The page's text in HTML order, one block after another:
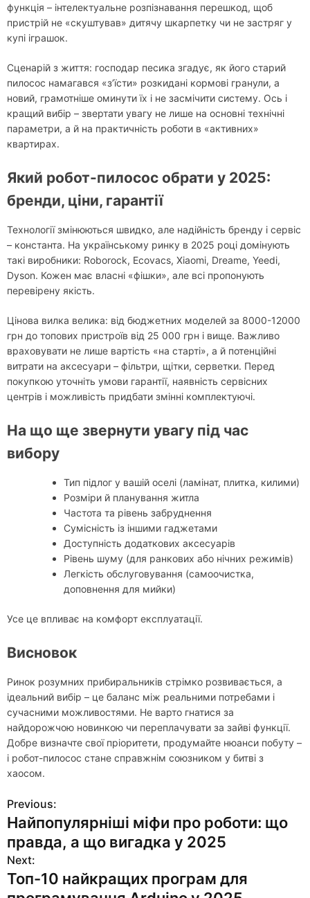
функція – інтелектуальне розпізнавання перешкод, щоб
пристрій не «скуштував» дитячу шкарпетку чи не застряг у
купі іграшок.
Сценарій з життя: господар песика згадує, як його старий
пилосос намагався «з’їсти» розкидані кормові гранули, а
новий, грамотніше оминути їх і не засмічити систему. Ось і
кращий вибір – звертати увагу не лише на основні технічні
параметри, а й на практичність роботи в «активних»
квартирах.
Який робот-пилосос обрати у 2025:
бренди, ціни, гарантії
Технології змінюються швидко, але надійність бренду і сервіс
– константа. На українському ринку в 2025 році домінують
такі виробники: Roborock, Ecovacs, Xiaomi, Dreame, Yeedi,
Dyson. Кожен має власні «фішки», але всі пропонують
перевірену якість.
Цінова вилка велика: від бюджетних моделей за 8000-12000
грн до топових пристроїв від 25 000 грн і вище. Важливо
враховувати не лише вартість «на старті», а й потенційні
витрати на аксесуари – фільтри, щітки, серветки. Перед
покупкою уточніть умови гарантії, наявність сервісних
центрів і можливість придбати змінні комплектуючі.
На що ще звернути увагу під час
вибору
Тип підлог у вашій оселі (ламінат, плитка, килими)
Розміри й планування житла
Частота та рівень забруднення
Сумісність із іншими гаджетами
Доступність додаткових аксесуарів
Рівень шуму (для ранкових або нічних режимів)
Легкість обслуговування (самоочистка,
доповнення для мийки)
Усе це впливає на комфорт експлуатації.
Висновок
Ринок розумних прибиральників стрімко розвивається, а
ідеальний вибір – це баланс між реальними потребами і
сучасними можливостями. Не варто гнатися за
найдорожчою новинкою чи переплачувати за зайві функції.
Добре визначте свої пріоритети, продумайте нюанси побуту –
і робот-пилосос стане справжнім союзником у битві з
хаосом.
Н
а
в
и
Previous:
Найпопулярніші міфи про роботи: що
правда, а що вигадка у 2025
Next:
Топ-10 найкращих програм для